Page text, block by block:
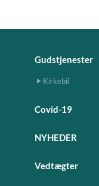
Gudstjenester
Kirkebil
Covid-19
NYHEDER
Vedtægter